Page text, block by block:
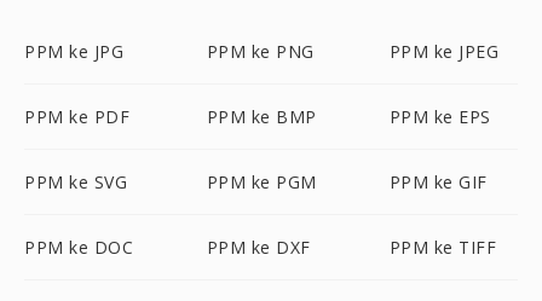
PPM ke JPG PPM ke PNG PPM ke JPEG
PPM ke PDF PPM ke BMP PPM ke EPS
PPM ke SVG PPM ke PGM PPM ke GIF
PPM ke DOC PPM ke DXF PPM ke TIFF